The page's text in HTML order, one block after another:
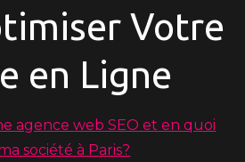
Votre
en Ligne
agence web SEO et en quoi
société à Paris?